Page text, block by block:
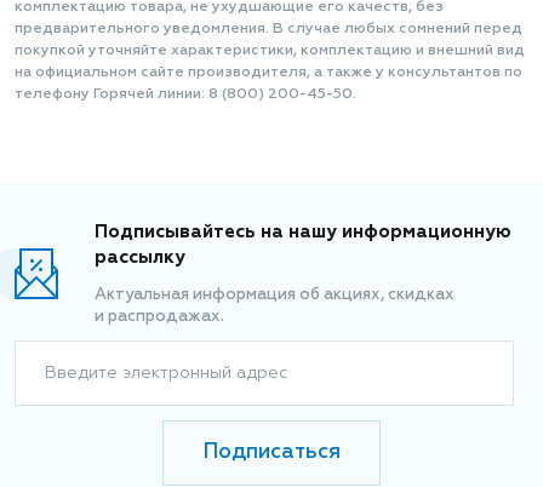
комплектацию товара, не ухудшающие его качеств, без
предварительного уведомления. В случае любых сомнений перед
покупкой уточняйте характеристики, комплектацию и внешний вид
на официальном сайте производителя, а также у консультантов по
телефону Горячей линии: 8 (800) 200-45-50.
Подписывайтесь на нашу информационную
рассылку
Актуальная информация об акциях, скидках
и распродажах.
Введите электронный адрес
Подписаться